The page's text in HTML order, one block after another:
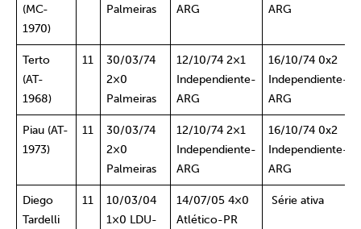
(MC-
1970)
Palmeiras ARG ARG
Terto
(AT-
1968)
11
30/03/74
2×0
Palmeiras
12/10/74 2×1
Independiente-
ARG
16/10/74 0x2
Independiente-
ARG
Piau (AT-
1973)
11
30/03/74
2×0
Palmeiras
12/10/74 2×1
Independiente-
ARG
16/10/74 0x2
Independiente-
ARG
Diego
Tardelli
11
10/03/04
1×0 LDU-
14/07/05 4×0
Atlético-PR
Série ativa